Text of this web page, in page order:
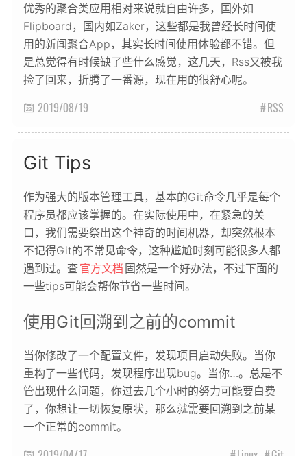
优秀的聚合类应用相对来说就自由许多，国外如
Flipboard，国内如Zaker，这些都是我曾经长时间使
用的新闻聚合App，其实长时间使用体验都不错。但
是总觉得有时候缺了些什么感觉，这几天，Rss又被我
捡了回来，折腾了一番源，现在用的很舒心呢。
 2019/08/19 RSS
Git Tips
作为强大的版本管理工具，基本的Git命令几乎是每个
程序员都应该掌握的。在实际使用中，在紧急的关
口，我们需要祭出这个神奇的时间机器，却突然根本
不记得Git的不常见命令，这种尴尬时刻可能很多人都
遇到过。查官方文档 固然是一个好办法，不过下面的
一些tips可能会帮你节省一些时间。
使用Git回溯到之前的commit
当你修改了一个配置文件，发现项目启动失败。当你
重构了一些代码，发现程序出现bug。当你…。总是不
管出现什么问题，你过去几个小时的努力可能要白费
了，你想让一切恢复原状，那么就需要回溯到之前某
一个正常的commit。